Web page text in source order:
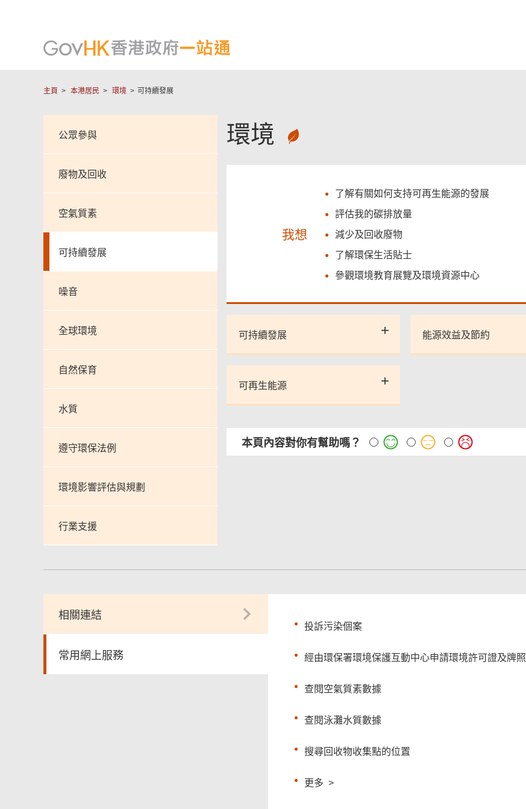
主頁 本港居民 環境 可持續發展
公眾參與
廢物及回收
空氣質素
可持續發展
噪音
全球環境
自然保育
水質
遵守環保法例
環境影響評估與規劃
行業支援
環境
我想
了解有關如何支持可再生能源的發展
評估我的碳排放量
減少及回收廢物
了解環保生活貼士
參觀環境教育展覽及環境資源中心
可持續發展 能源效益及節約
可再生能源
本頁內容對你有幫助嗎？
相關連結
常用網上服務
投訴污染個案
經由環保署環境保護互動中心申請環境許可證及牌照
查閱空氣質素數據
查閱泳灘水質數據
搜尋回收物收集點的位置
更多 >